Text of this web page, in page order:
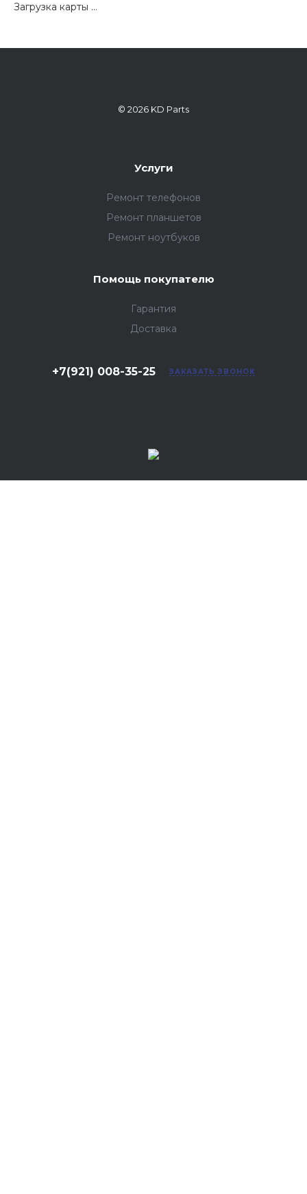
Загрузка карты ...
© 2026 KD Parts
Услуги
Ремонт телефонов
Ремонт планшетов
Ремонт ноутбуков
Помощь покупателю
Гарантия
Доставка
+7(921) 008-35-25 ЗАКАЗАТЬ ЗВОНОК